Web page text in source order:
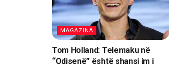
MAGAZINA
Tom Holland: Telemaku në
“Odisenë” është shansi im i